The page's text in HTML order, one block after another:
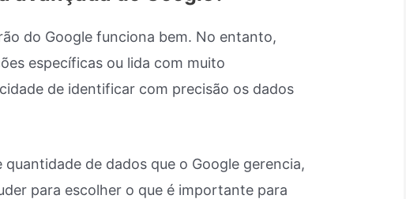
do Google funciona bem. No entanto,
específicas ou lida com muito
de identificar com precisão os dados
de dados que o Google gerencia,
para escolher o que é importante para